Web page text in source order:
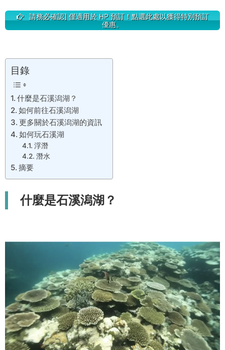
請務必確認] 僅適用於 HP 預訂！點選此處以獲得特別預訂
優惠。
目錄
什麼是石溪潟湖？
如何前往石溪潟湖
更多關於石溪潟湖的資訊
如何玩石溪湖
浮潛
潛水
摘要
什麼是石溪潟湖？